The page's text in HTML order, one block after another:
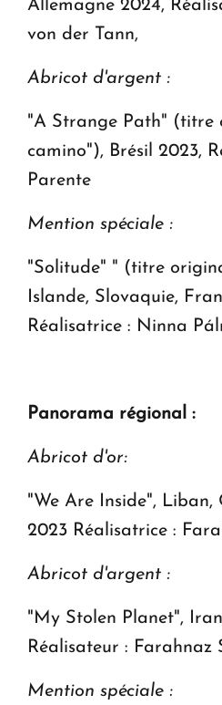
Allemagne 2024,
von der Tann,
Abricot d'argent :
"A Strange Path" (titre
camino"), Brésil 2023,
Parente
Mention spéciale :
"Solitude" " (titre
Islande, Slovaquie,
Réalisatrice : Ninna
Panorama régional :
Abricot d'or:
"We Are Inside",
2023 Réalisatrice :
Abricot d'argent :
"My Stolen Planet",
Réalisateur : Farahnaz
Mention spéciale :